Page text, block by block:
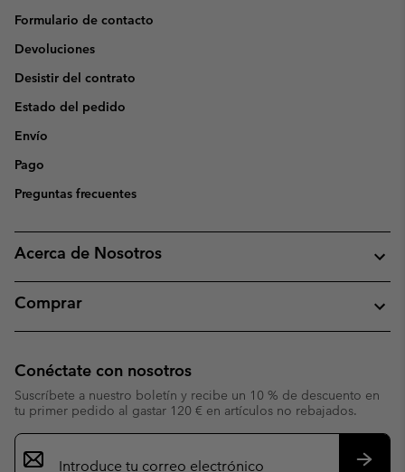
Formulario de contacto
Devoluciones
Desistir del contrato
Estado del pedido
Envío
Pago
Preguntas frecuentes
Acerca de Nosotros
Comprar
Conéctate con nosotros
Suscríbete a nuestro boletín y recibe un 10 % de descuento en
tu primer pedido al gastar 120 € en artículos no rebajados.
Suscripción
de